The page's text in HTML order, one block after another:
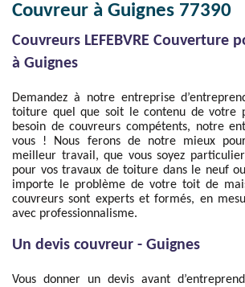
Couvreur à Guignes 77390
Couvreurs LEFEBVRE Couverture
à Guignes
Demandez à notre entreprise
toiture quel que soit le contenu de votre
besoin de couvreurs compétents, notre
vous ! Nous ferons de notre mieux
meilleur travail, que vous soyez
pour vos travaux de toiture dans le neuf
importe le problème de votre toit de
couvreurs sont experts et formés, en
avec professionnalisme.
Un devis couvreur - Guignes
Vous donner un devis avant